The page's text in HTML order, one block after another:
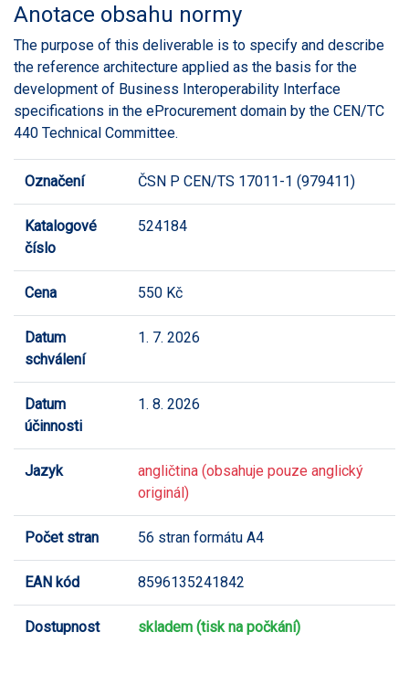
Anotace obsahu normy
The purpose of this deliverable is to specify and describe
the reference architecture applied as the basis for the
development of Business Interoperability Interface
specifications in the eProcurement domain by the CEN/TC
440 Technical Committee.
Označení ČSN P CEN/TS 17011-1 (979411)
Katalogové
číslo
524184
Cena 550 Kč
Datum
schválení
1. 7. 2026
Datum
účinnosti
1. 8. 2026
Jazyk
angličtina (obsahuje pouze anglický
originál)
Počet stran 56 stran formátu A4
EAN kód 8596135241842
Dostupnost skladem (tisk na počkání)